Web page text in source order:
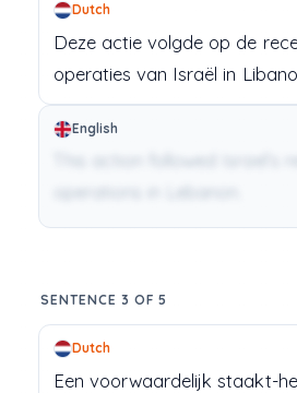
Dutch
Deze actie volgde op de
operaties van Israël in
English
SENTENCE 3 OF 5
Dutch
Een voorwaardelijkstaakt-